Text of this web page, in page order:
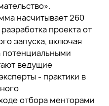
насчитывает 260
проекта от
запуска, включая
потенциальными
ведущие
- практики в
отбора менторами